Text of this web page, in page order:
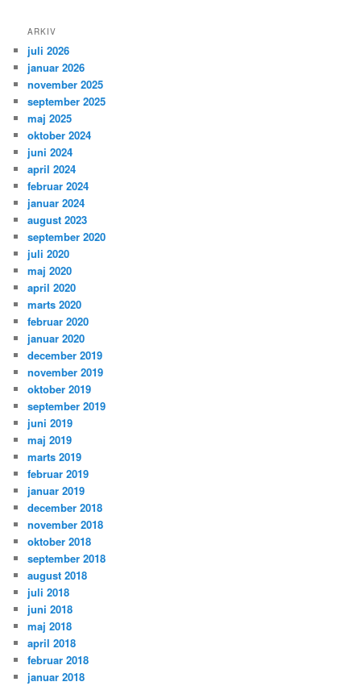
ARKIV
juli 2026
januar 2026
november 2025
september 2025
maj 2025
oktober 2024
juni 2024
april 2024
februar 2024
januar 2024
august 2023
september 2020
juli 2020
maj 2020
april 2020
marts 2020
februar 2020
januar 2020
december 2019
november 2019
oktober 2019
september 2019
juni 2019
maj 2019
marts 2019
februar 2019
januar 2019
december 2018
november 2018
oktober 2018
september 2018
august 2018
juli 2018
juni 2018
maj 2018
april 2018
februar 2018
januar 2018